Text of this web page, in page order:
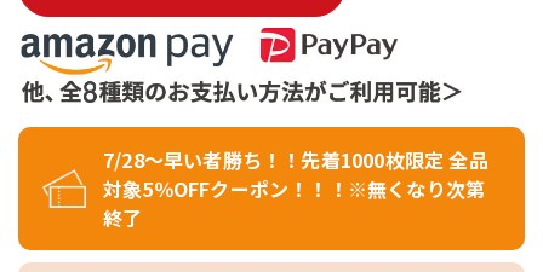
7/28～早い者勝ち！！先着1000枚限定 全品
対象5％OFFクーポン！！！※無くなり次第
終了